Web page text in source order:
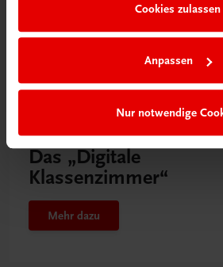
Cookies zulassen
Anpassen
Nur notwendige
Neu in der DigiBox
Das „Digitale
Klassenzimmer“
Mehr dazu